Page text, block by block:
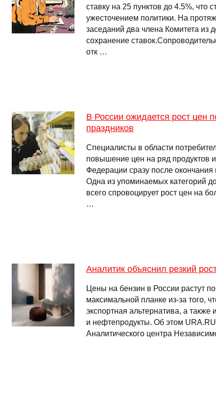
ставку на 25 пунктов до 4.5%, что
ужесточением политики. На
заседаний два члена Комитета из
сохранение
отк …
В России ожидается рост цен
праздников
Специалисты в области
повышение цен на ряд продуктов
Федерации сразу после окончания
Одна из упоминаемых категорий
всего спровоцирует рост цен на
…
Аналитик объяснил резкий
Цены на бензин в России растут
максимальной планке из-за того,
экспортная альтернатива, а
и нефтепродукты. Об этом URA.RU
Аналитического центра